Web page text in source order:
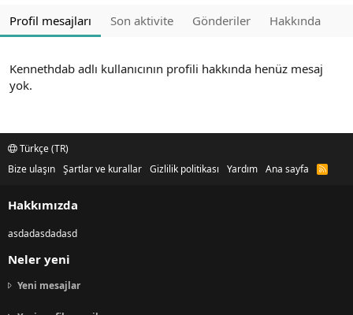
Profil mesajları Son aktivite Gönderiler Hakkında
Kennethdab adlı kullanıcının profili hakkında henüz mesaj
yok.
Türkçe (TR)
Bize ulaşın Şartlar ve kurallar Gizlilik politikası Yardım Ana sayfa
R
Hakkımızda
asdadasdadasd
Neler yeni
Yeni mesajlar